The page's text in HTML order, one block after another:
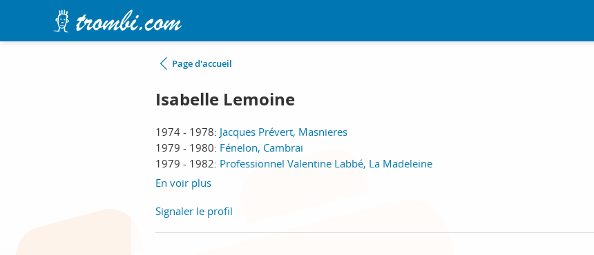
Page d'accueil
Isabelle Lemoine
1974 - 1978: Jacques Prévert, Masnieres
1979 - 1980: Fénelon, Cambrai
1979 - 1982: Professionnel Valentine Labbé, La Madeleine
En voir plus
Signaler le profil